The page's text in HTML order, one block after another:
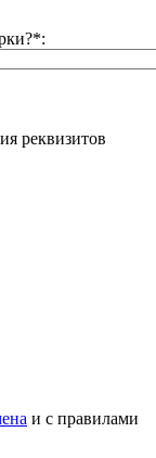
*:
реквизитов
и с правилами